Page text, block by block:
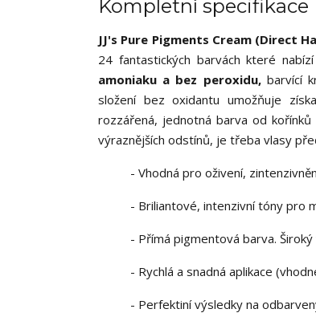
Kompletní specifikace
JJ's Pure Pigments Cream (Direct
24 fantastických barvách které
amoniaku a bez peroxidu, barvící
složení bez oxidantu umožňuje
rozzářená, jednotná barva od kořínků
výraznějších odstínů, je třeba vlasy
- Vhodná pro oživení,
- Briliantové, intenzivní tóny pro
- Přímá pigmentová barva.
- Rychlá a snadná aplikace
- Perfektiní výsledky na